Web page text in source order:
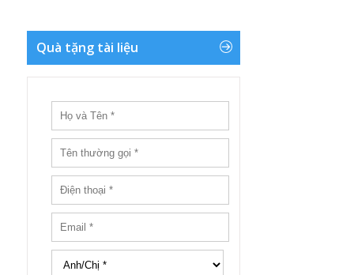
Quà tặng tài liệu